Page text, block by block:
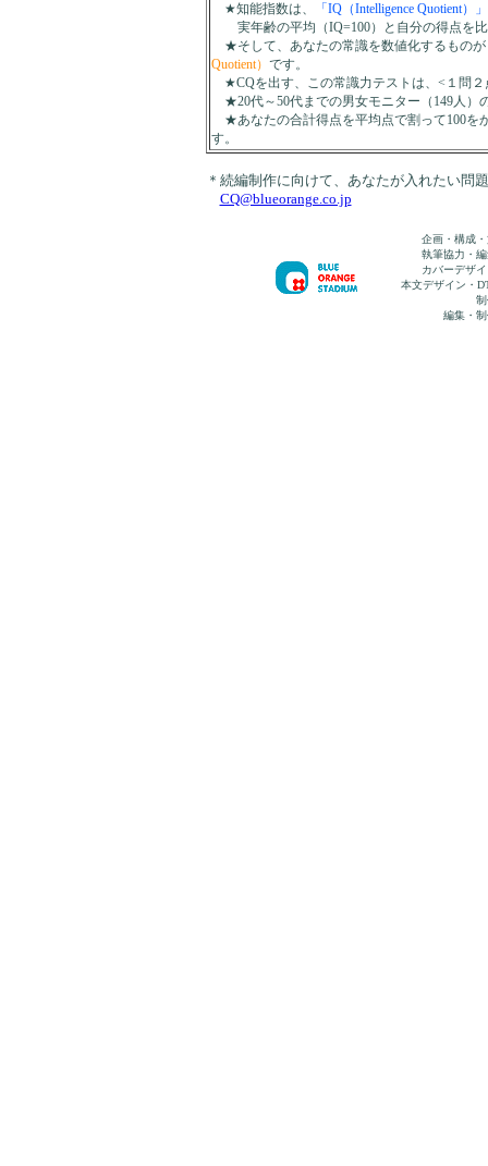
★知能指数は、 「IQ（Intelligence Quotient）」
実年齢の平均（IQ=100）と自分の得点を比
★そして、あなたの常識を数値化するものが
Quotient） です。
★CQを出す、この常識力テストは、<１問２
★20代～50代までの男女モニター（149人）
★あなたの合計得点を平均点で割って100を
す。
＊続編制作に向けて、あなたが入れたい問
CQ@blueorange.co.jp
企画・構成
執筆協力・
カバーデザ
本文デザイン・
編集・